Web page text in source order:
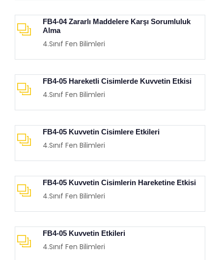
FB4-04 Zararlı Maddelere Karşı Sorumluluk
Alma
4.Sınıf Fen Bilimleri
FB4-05 Hareketli Cisimlerde Kuvvetin Etkisi
4.Sınıf Fen Bilimleri
FB4-05 Kuvvetin Cisimlere Etkileri
4.Sınıf Fen Bilimleri
FB4-05 Kuvvetin Cisimlerin Hareketine Etkisi
4.Sınıf Fen Bilimleri
FB4-05 Kuvvetin Etkileri
4.Sınıf Fen Bilimleri